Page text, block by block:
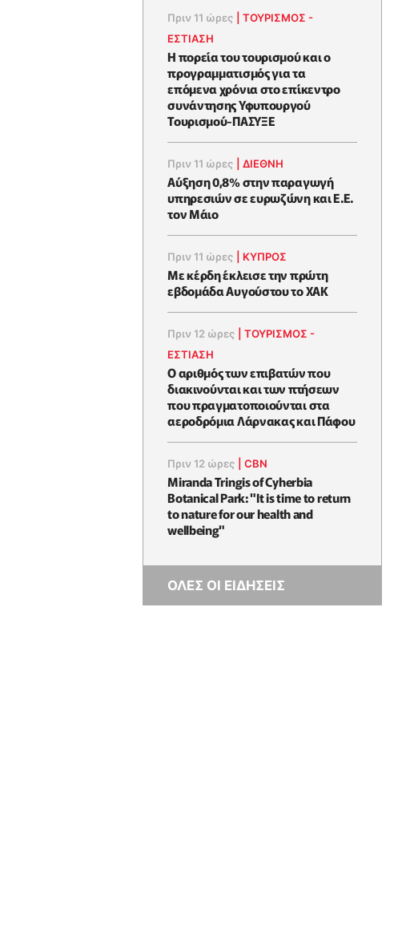
Πριν 11 ώρες |ΤΟΥΡΙΣΜΟΣ -
ΕΣΤΙΑΣΗ
Η πορεία του τουρισμού και ο
προγραμματισμός για τα
επόμενα χρόνια στο επίκεντρο
συνάντησης Υφυπουργού
Τουρισμού-ΠΑΣΥΞΕ
Πριν 11 ώρες |ΔΙΕΘΝΗ
Αύξηση 0,8% στην παραγωγή
υπηρεσιών σε ευρωζώνη και Ε.Ε.
τον Μάιο
Πριν 11 ώρες ΚΥΠΡΟΣ
Με κέρδη έκλεισε την πρώτη
εβδομάδα Αυγούστου το ΧΑΚ
Πριν 12 ώρες |ΤΟΥΡΙΣΜΟΣ -
ΕΣΤΙΑΣΗ
Ο αριθμός των επιβατών που
διακινούνται και των πτήσεων
που πραγματοποιούνται στα
αεροδρόμια Λάρνακας και Πάφου
Πριν 12 ώρες |CBN
Miranda Tringis of Cyherbia
Botanical Park: "It is time to return
to nature for our health and
wellbeing"
ΟΛΕΣ ΟΙ ΕΙΔΗΣΕΙΣ